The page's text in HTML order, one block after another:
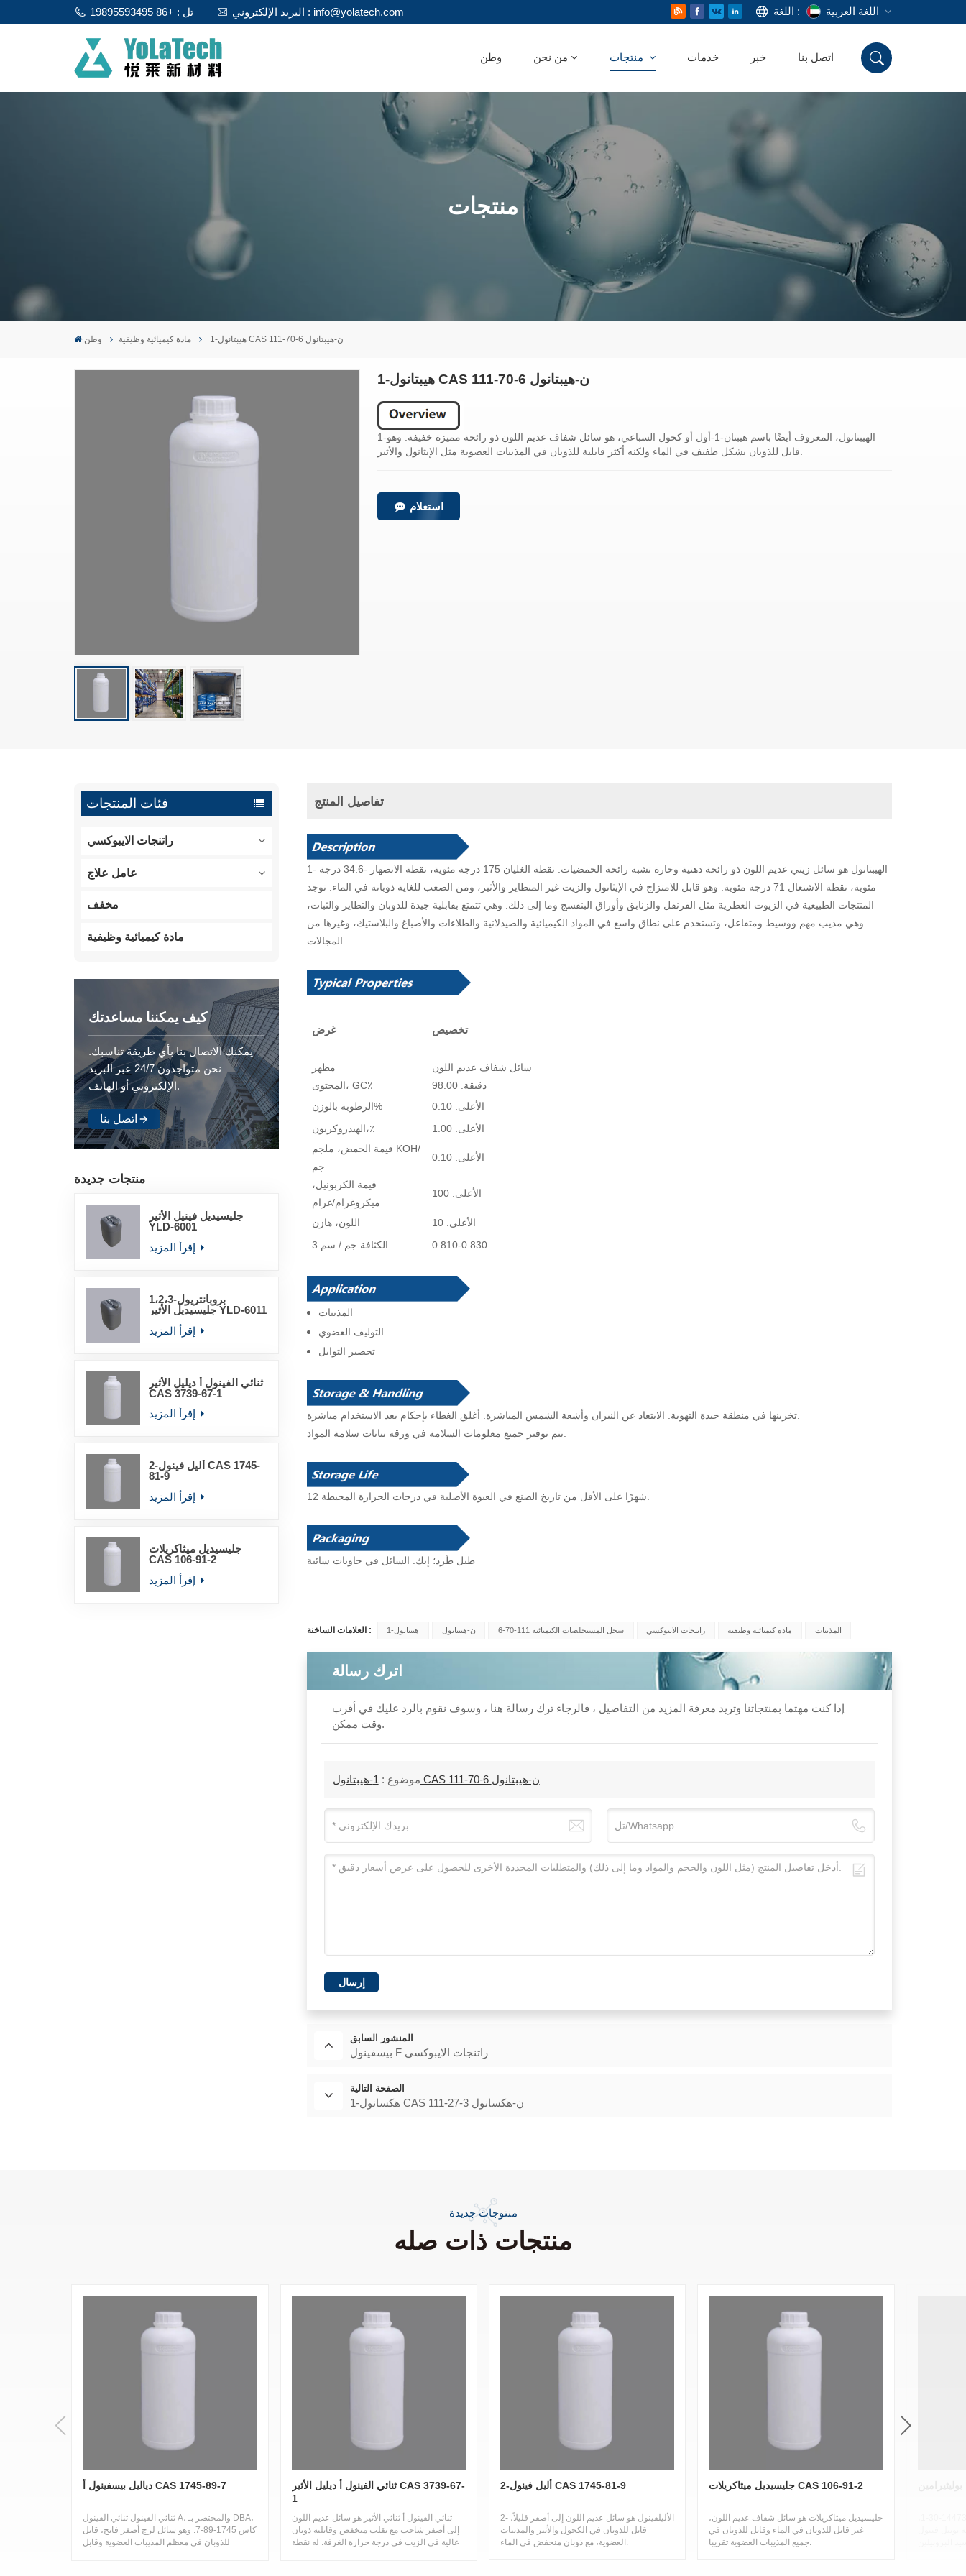
تل : +86 19895593495 البريد الإلكتروني : info@yolatech.com اللغة : اللغة العربية
وطن من نحن خدمات خبر اتصل بنا
منتجات
وطن مادة كيميائية وظيفية 1-هيبتانول CAS 111-70-6 ن-هيبتانول
1-هيبتانول CAS 111-70-6 ن-هيبتانول
1-الهيبتانول، المعروف أيضًا باسم هيبتان-1-أول أو كحول السباعي، هو سائل شفاف عديم اللون ذو رائحة مميزة خفيفة. وهو
استعلام
فئات المنتجات
راتنجات الايبوكسي
عامل علاج
مخفف
مادة كيميائية وظيفية
كيف يمكننا مساعدتك
يمكنك الاتصال بنا بأي طريقة تناسبك.
نحن متواجدون 24/7 عبر البريد
الإلكتروني أو الهاتف.
اتصل بنا
منتجات جديدة
جليسيديل فينيل الأثير
YLD-6001
1،2،3-بروبانتريول
جليسيديل الأثير YLD-6011
ثنائي الفينول أ ديليل الأثير
CAS 3739-67-1
2-أليل فينول CAS 1745-
81-9
جليسيديل ميثاكريلات
CAS 106-91-2
تفاصيل المنتج
1- الهيبتانول هو سائل زيتي عديم اللون ذو رائحة دهنية وحارة تشبه رائحة الحمضيات. نقطة الغليان 175 درجة مئوية، نقطة الانصهار -34.6 درجة
مئوية، نقطة الاشتعال 71 درجة مئوية. وهو قابل للامتزاج في الإيثانول والزيت غير المتطاير والأثير، ومن الصعب للغاية ذوبانه في الماء. توجد
المنتجات الطبيعية في الزيوت العطرية مثل القرنفل والزنابق وأوراق البنفسج وما إلى ذلك. وهي تتمتع بقابلية جيدة للذوبان والتطاير والثبات،
وهي مذيب مهم ووسيط ومتفاعل، وتستخدم على نطاق واسع في المواد الكيميائية والصيدلانية والطلاءات والأصباغ والبلاستيك، وغيرها من
غرض تخصيص
مظهر
سائل شفاف عديم اللون
المحتوى، GC٪
دقيقة. 98.00
الرطوبة بالوزن%
الأعلى. 0.10
الهيدروكربون،٪
الأعلى. 1.00
قيمة الحمض، ملجم KOH/
جم
الأعلى. 0.10
قيمة الكربونيل،
ميكروغرام/غرام
الأعلى. 100
اللون، هازن
الأعلى. 10
الكثافة جم / سم 3
0.810-0.830
المذيبات
التوليف العضوي
تحضير التوابل
12 شهرًا على الأقل من تاريخ الصنع في العبوة الأصلية في درجات الحرارة المحيطة.
طبل طَرد؛ إبك. السائل في حاويات سائبة
العلامات الساخنة : 1-هيبتانول ن-هيبتانول سجل المستخلصات الكيميائية 111-70-6 راتنجات الايبوكسي مادة كيميائية وظيفية المذيبات
اترك رسالة
إذا كنت مهتما بمنتجاتنا وتريد معرفة المزيد من التفاصيل ، فالرجاء ترك رسالة هنا ، وسوف نقوم بالرد عليك في أقرب
وقت ممكن.
موضوع : 1-هيبتانول CAS 111-70-6 ن-هيبتانول
إرسال
المنشور السابق
بيسفينول F راتنجات الايبوكسي
الصفحة التالية
1-هكسانول CAS 111-27-3 ن-هكسانول
منتوجات جديدة
منتجات ذات صله
دياليل بيسفينول أ CAS 1745-89-7
ثنائي الفينول ثنائي الفينول A، والمختصر بـ DBA،
كاس 1745-89-7. وهو سائل لزج أصفر فاتح، قابل
للذوبان في معظم المذيبات العضوية وقابل
ثنائي الفينول أ ديليل الأثير CAS 3739-67-
1
ثنائي الفينول أ ثنائي الأثير هو سائل عديم اللون
إلى أصفر شاحب مع تقلب منخفض وقابلية ذوبان
عالية في الزيت في درجة حرارة الغرفة. له نقطة
2-أليل فينول CAS 1745-81-9
2- الأليلفينول هو سائل عديم اللون إلى أصفر قليلاً،
قابل للذوبان في الكحول والأثير والمذيبات
جليسيديل ميثاكريلات CAS 106-91-2
جليسيديل ميثاكريلات هو سائل شفاف عديم اللون،
غير قابل للذوبان في الماء وقابل للذوبان في